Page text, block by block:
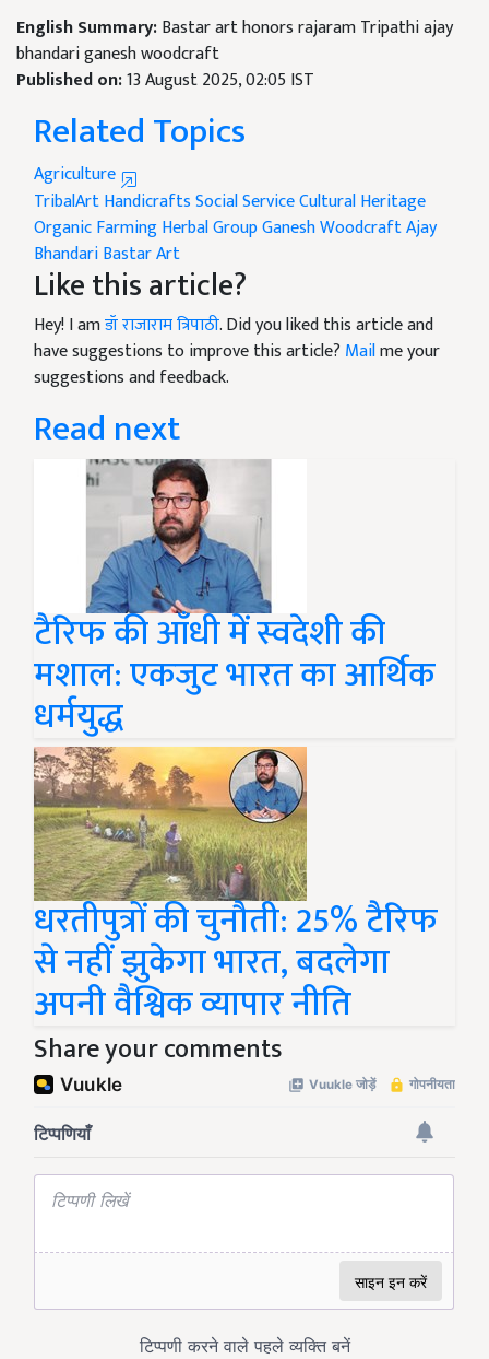
English Summary:Bastar art honors rajaram Tripathi ajay
bhandari ganesh woodcraft
Published on:13 August 2025, 02:05 IST
Related Topics
Agriculture
TribalArtHandicraftsSocial ServiceCultural Heritage
Organic FarmingHerbal GroupGanesh WoodcraftAjay
BhandariBastar Art
Like this article?
Hey! I amडॉ राजाराम त्रिपाठी. Did you liked this article and
have suggestions to improve this article? Mailme your
suggestions and feedback.
Read next
टैरिफ की आँधी में स्वदेशी की
मशाल: एकजुट भारत का आर्थिक
धर्मयुद्ध
धरतीपुत्रों की चुनौती: 25% टैरिफ
से नहीं झुकेगा भारत, बदलेगा
अपनी वैश्विक व्यापार नीति
Share your comments